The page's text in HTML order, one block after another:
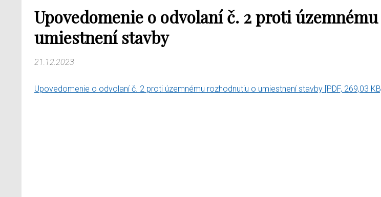
Upovedomenie o odvolaní č. 2 proti
umiestnení stavby
21.12.2023
Upovedomenie o odvolaní č. 2 proti územnému rozhodnutiu o umiestnení stavby [PDF, 269,03